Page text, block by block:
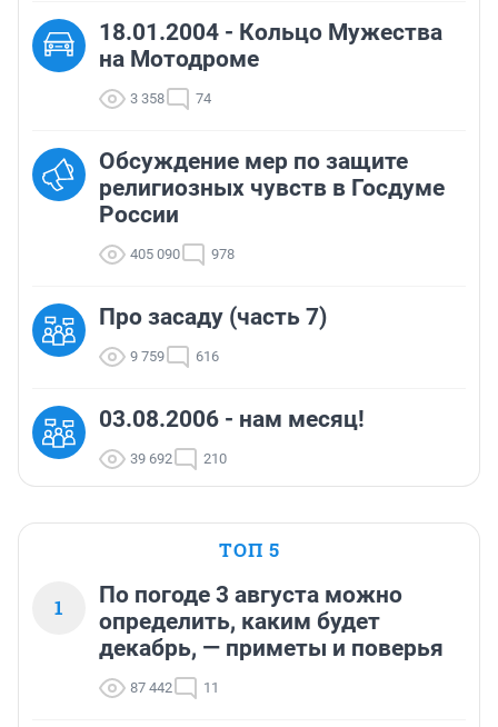
18.01.2004 - Кольцо Мужества
на Мотодроме
3 358 74
Обсуждение мер по защите
религиозных чувств в Госдуме
России
405 090 978
Про засаду (часть 7)
9 759 616
03.08.2006 - нам месяц!
39 692 210
ТОП 5
1
По погоде 3 августа можно
определить, каким будет
декабрь, — приметы и поверья
87 442 11